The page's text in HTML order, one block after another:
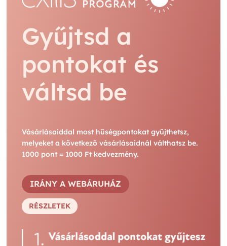
Gyűjtsd a
pontokat és
váltsd be
Vásárlásaiddal most hűségpontokat gyűjthetsz,
melyeket a következő vásárlásaidnál válthatsz be.
1000 pont = 1000 Ft kedvezmény.
IRÁNY A WEBÁRUHÁZ
RÉSZLETEK